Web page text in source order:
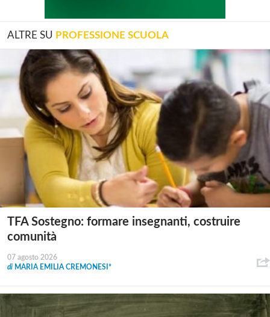
ALTRE SU PROFESSIONE SCUOLA
TFA Sostegno: formare insegnanti, costruire
comunità
07 agosto 2026
di MARIA EMILIA CREMONESI*